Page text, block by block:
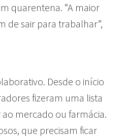
quarentena. “A maior
de sair para trabalhar”,
Desde o início
fizeram uma lista
mercado ou farmácia.
que precisam ficar